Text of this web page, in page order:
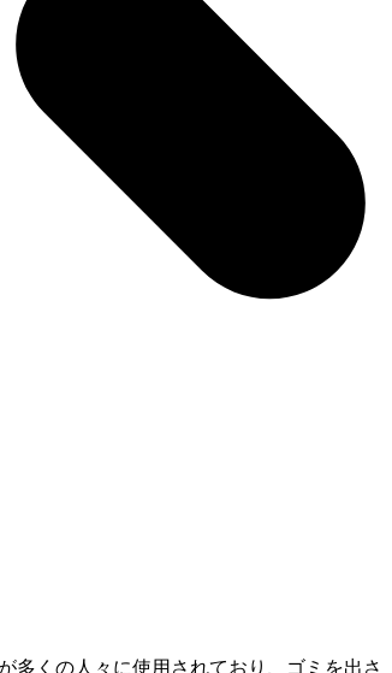
多くの人々に使用されており、ゴミを出さ